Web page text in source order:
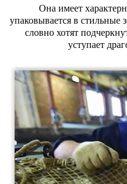
Она имеет
упаковывается в стильные
словно хотят
уступает